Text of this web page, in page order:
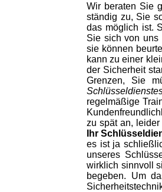
Wir beraten Sie
ständig zu, Sie
das möglich ist.
Sie sich von
sie können
kann zu einer
der Sicherheit
Grenzen, Sie
regelmäßige
zu spät an,
Ihr
es ist ja
unseres
wirklich sinnvoll
begeben. Um